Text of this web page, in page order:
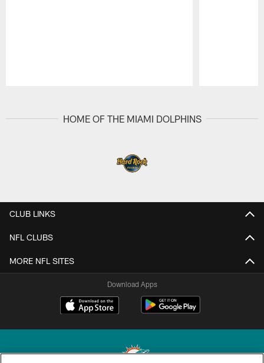
HOME OF THE MIAMI DOLPHINS
CLUB LINKS
NFL CLUBS
MORE NFL SITES
Download Apps